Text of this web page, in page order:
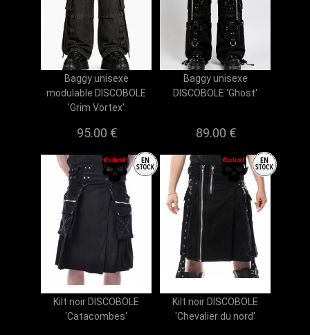
Baggy unisexe
modulable DISCOBOLE
'Grim Vortex'
95.00 €
Baggy unisexe
DISCOBOLE 'Ghost'
89.00 €
Kilt noir DISCOBOLE
'Catacombes'
Kilt noir DISCOBOLE
'Chevalier du nord'